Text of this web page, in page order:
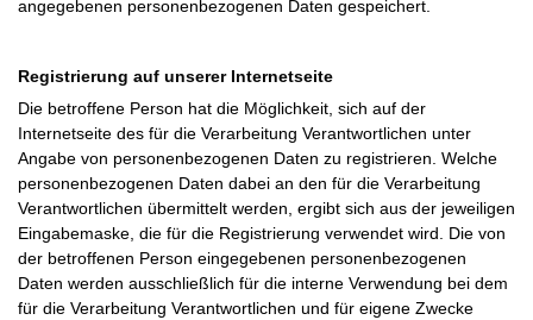
angegebenen personenbezogenen Daten gespeichert.
Registrierung auf unserer Internetseite
Die betroffene Person hat die Möglichkeit, sich auf der
Internetseite des für die Verarbeitung Verantwortlichen unter
Angabe von personenbezogenen Daten zu registrieren. Welche
personenbezogenen Daten dabei an den für die Verarbeitung
Verantwortlichen übermittelt werden, ergibt sich aus der jeweiligen
Eingabemaske, die für die Registrierung verwendet wird. Die von
der betroffenen Person eingegebenen personenbezogenen
Daten werden ausschließlich für die interne Verwendung bei dem
für die Verarbeitung Verantwortlichen und für eigene Zwecke